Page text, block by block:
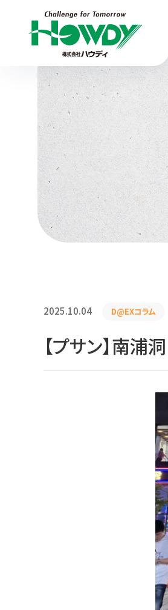
2025.10.04 D@EXコラム
【プサン】南浦